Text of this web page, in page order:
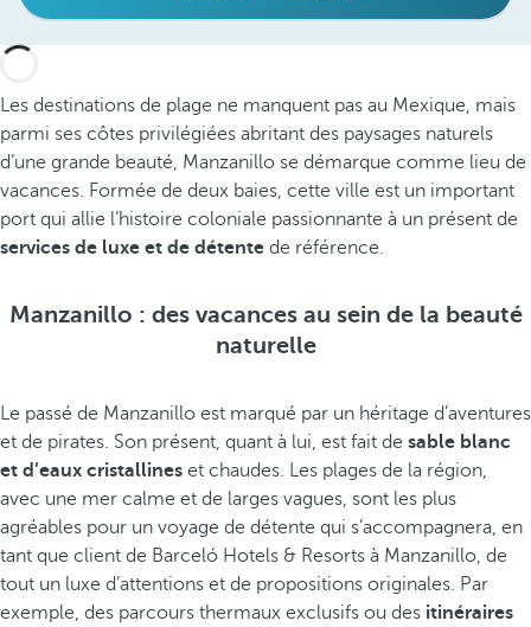
Les destinations de plage ne manquent pas au Mexique, mais
parmi ses côtes privilégiées abritant des paysages naturels
d’une grande beauté, Manzanillo se démarque comme lieu de
vacances. Formée de deux baies, cette ville est un important
port qui allie l’histoire coloniale passionnante à un présent de
services de luxe et de détente de référence.
Manzanillo : des vacances au sein de la beauté
naturelle
Le passé de Manzanillo est marqué par un héritage d’aventures
et de pirates. Son présent, quant à lui, est fait de sable blanc
et d’eaux cristallines et chaudes. Les plages de la région,
avec une mer calme et de larges vagues, sont les plus
agréables pour un voyage de détente qui s’accompagnera, en
tant que client de Barceló Hotels & Resorts à Manzanillo, de
tout un luxe d’attentions et de propositions originales. Par
exemple, des parcours thermaux exclusifs ou des itinéraires